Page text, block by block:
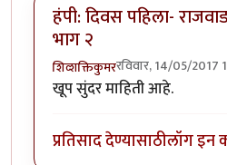
हंपी: दिवस पहिला-
भाग २
शिव्शक्तिकुमररविवार, 14/05/2017
खूप सुंदर माहिती आहे.
प्रतिसाद देण्यासाठीलॉग इन